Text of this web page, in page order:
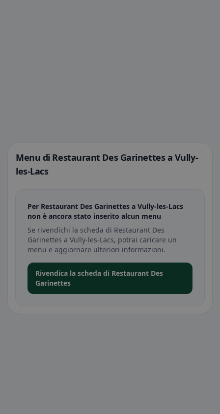
Menu di Restaurant Des Garinettes a Vully-
les-Lacs
Per Restaurant Des Garinettes a Vully-les-Lacs
non è ancora stato inserito alcun menu
Se rivendichi la scheda di Restaurant Des
Garinettes a Vully-les-Lacs, potrai caricare un
menu e aggiornare ulteriori informazioni.
Rivendica la scheda di Restaurant Des
Garinettes